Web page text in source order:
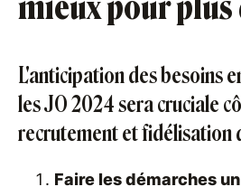
L'anticipation des besoins
les JO 2024 sera cruciale
recrutement et fidélisation
Faire les démarches